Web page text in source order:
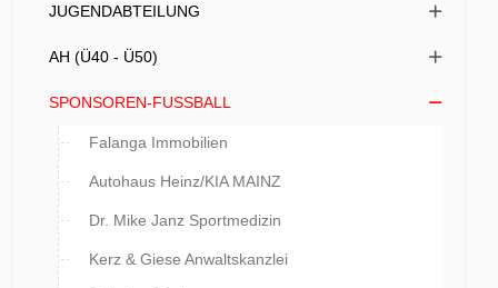
JUGENDABTEILUNG
AH (Ü40 - Ü50)
SPONSOREN-FUSSBALL
Falanga Immobilien
Autohaus Heinz/KIA MAINZ
Dr. Mike Janz Sportmedizin
Kerz & Giese Anwaltskanzlei